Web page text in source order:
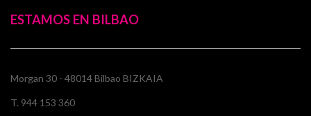
ESTAMOS EN BILBAO
Morgan 30 - 48014 Bilbao BIZKAIA
T. 944 153 360